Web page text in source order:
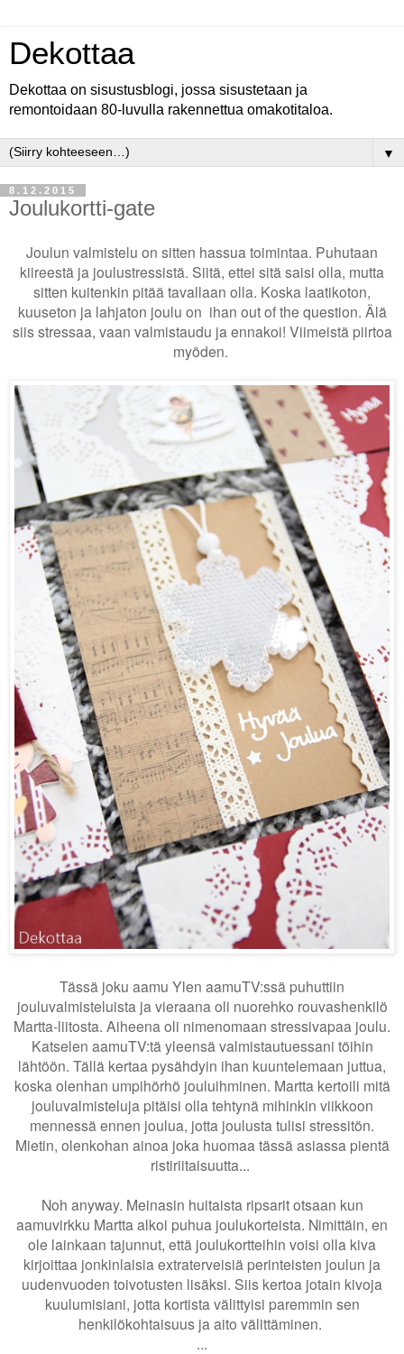
Dekottaa
Dekottaa on sisustusblogi, jossa sisustetaan ja
remontoidaan 80-luvulla rakennettua omakotitaloa.
▼
8.12.2015
Joulukortti-gate
Joulun valmistelu on sitten hassua toimintaa. Puhutaan
kiireestä ja joulustressistä. Siitä, ettei sitä saisi olla, mutta
sitten kuitenkin pitää tavallaan olla. Koska laatikoton,
kuuseton ja lahjaton joulu on ihan out of the question. Älä
siis stressaa, vaan valmistaudu ja ennakoi! Viimeistä piirtoa
myöden.
Tässä joku aamu Ylen aamuTV:ssä puhuttiin
jouluvalmisteluista ja vieraana oli nuorehko rouvashenkilö
Martta-liitosta. Aiheena oli nimenomaan stressivapaa joulu.
Katselen aamuTV:tä yleensä valmistautuessani töihin
lähtöön. Tällä kertaa pysähdyin ihan kuuntelemaan juttua,
koska olenhan umpihörhö jouluihminen. Martta kertoili mitä
jouluvalmisteluja pitäisi olla tehtynä mihinkin viikkoon
mennessä ennen joulua, jotta joulusta tulisi stressitön.
Mietin, olenkohan ainoa joka huomaa tässä asiassa pientä
ristiriitaisuutta...
Noh anyway. Meinasin huitaista ripsarit otsaan kun
aamuvirkku Martta alkoi puhua joulukorteista. Nimittäin, en
ole lainkaan tajunnut, että joulukortteihin voisi olla kiva
kirjoittaa jonkinlaisia extraterveisiä perinteisten joulun ja
uudenvuoden toivotusten lisäksi. Siis kertoa jotain kivoja
kuulumisiani, jotta kortista välittyisi paremmin sen
henkilökohtaisuus ja aito välittäminen.
...